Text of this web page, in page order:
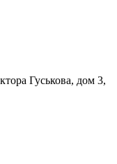
Гуськова, дом 3,